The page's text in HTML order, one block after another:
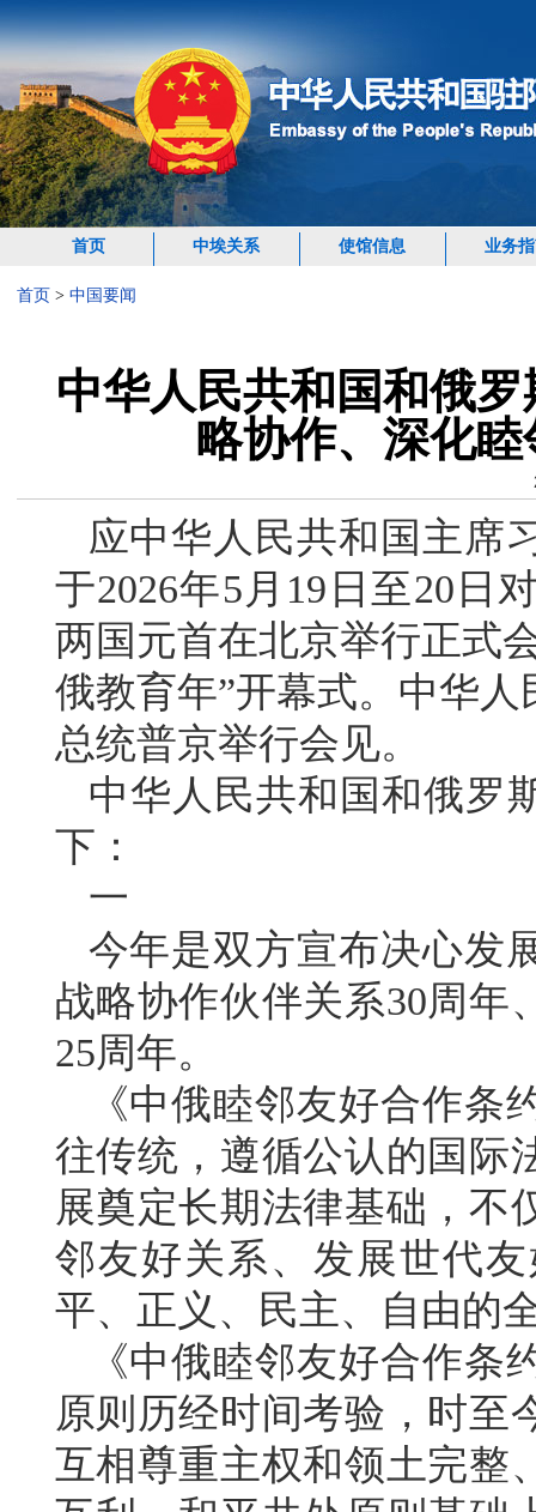
首页 中埃关系 使馆信息 业务
首页 > 中国要闻
中华人民共和国和俄
略协作、深化
应中华人民共和国主席
于2026年5月19日至20日
两国元首在北京举行正式
俄教育年”开幕式。中华
总统普京举行会见。
中华人民共和国和俄罗
下：
一
今年是双方宣布决心发
战略协作伙伴关系30周年
25周年。
《中俄睦邻友好合作
往传统，遵循公认的国际
展奠定长期法律基础，不
邻友好关系、发展世代
平、正义、民主、自由的
《中俄睦邻友好合作
原则历经时间考验，时至
互相尊重主权和领土完整